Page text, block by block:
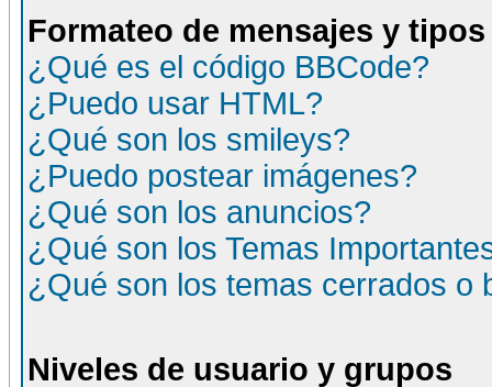
Formateo de mensajes y
¿Qué es el código BBCode?
¿Puedo usar HTML?
¿Qué son los smileys?
¿Puedo postear imágenes?
¿Qué son los anuncios?
¿Qué son los Temas
¿Qué son los temas cerrados o
Niveles de usuario y grupos